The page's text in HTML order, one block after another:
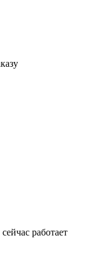
работает